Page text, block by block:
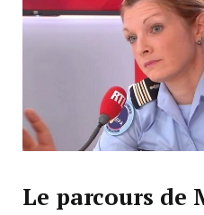
Le parcours de